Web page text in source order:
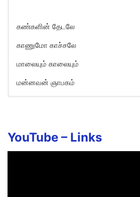
கண்களின் தேடலே
காணுமோ காச்சலே
மாலையும் காலையும்
மன்னவன் ஞாபகம்
Malligaa Malligaa
Maalathi Maalai Thaa!
YouTube – Links